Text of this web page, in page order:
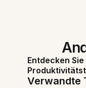
Entdecken
Verwandte